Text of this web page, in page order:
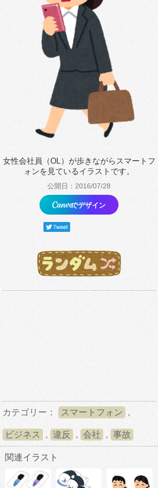
女性会社員（OL）が歩きながらスマートフ
ォンを見ているイラストです。
公開日：2016/07/28
でデザイン
カテゴリー： スマートフォン ,
ビジネス , 違反 , 会社 , 事故
関連イラスト